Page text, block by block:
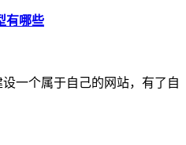
有哪些
一个属于自己的网站，有了自